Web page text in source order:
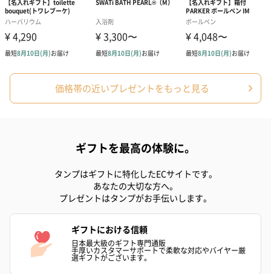
ドライフラワー・プリザーブドフラワー
自然のお花で作ったドライフラワー・プリザーブドフラワーを同
一部花材が写真と異なる場合がございます。予めご了承くださ
い。パッケージに入れてお届けします。
プリザーブドフラワー
ブーケ（ピンク）
（2,580円）
プリザーブドフラワー
ブーケ（ブルー）
（2,580円）
紅茶・コーヒー・スイーツ
価格帯の近いプレゼントをもっと見る
ギフトを最高の体験に。
タンプはギフトに特化したECサイトです。
あなたの大切な方へ。
プレゼントはタンプがお手伝いします。
ギフトにおける信頼
日本最大級のギフト専門通販
手厚いカスタマーサポートで柔軟な対応やバイヤー厳
選ギフトがございます。